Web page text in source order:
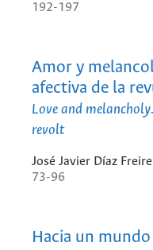
192-197
Amor y
afectiva de la
Love and
revolt
José Javier Díaz Freire
73-96
Hacia un